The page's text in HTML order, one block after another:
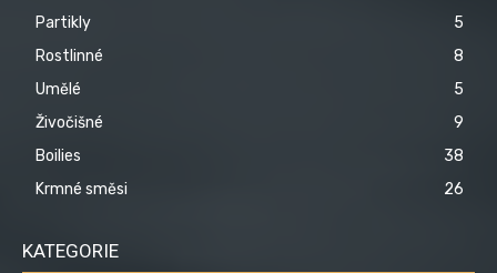
Partikly
5
Rostlinné
8
Umělé
5
Živočišné
9
Boilies
38
Krmné směsi
26
KATEGORIE